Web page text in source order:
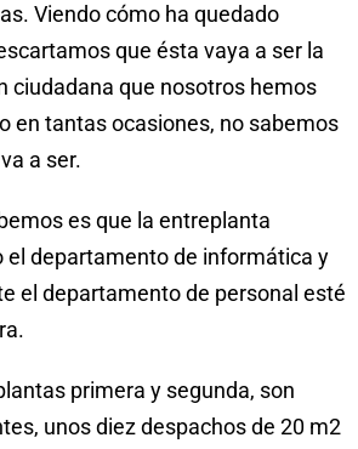
Viendo cómo ha quedado
que ésta vaya a ser la
ciudadana que nosotros hemos
en tantas ocasiones, no sabemos
a ser.
es que la entreplanta
el departamento de informática y
el departamento de personal esté
primera y segunda, son
unos diez despachos de 20 m2